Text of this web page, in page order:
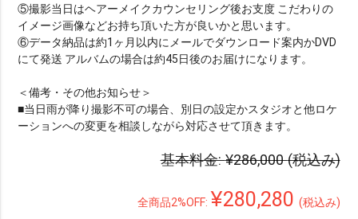
⑤撮影当日はヘアーメイクカウンセリング後お支度 こだわりの
イメージ画像などお持ち頂いた方が良いかと思います。
⑥データ納品は約1ヶ月以内にメールでダウンロード案内かDVD
にて発送 アルバムの場合は約45日後のお届けになります。
＜備考・その他お知らせ＞
■当日雨が降り撮影不可の場合、別日の設定かスタジオと他ロケ
ーションへの変更を相談しながら対応させて頂きます。
基本料金:¥286,000(税込み)
全商品2%OFF: ¥280,280 (税込み)